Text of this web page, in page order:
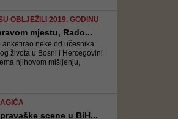
OBLJEŽILI 2019. GODINU
mjestu, Rado...
anketirao neke od učesnika
života u Bosni i Hercegovini
njihovom mišljenju,
scene u BiH...